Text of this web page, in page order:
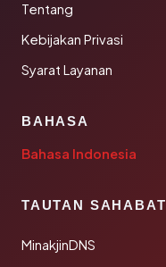
Tentang
Kebijakan Privasi
Syarat Layanan
BAHASA
Bahasa Indonesia
TAUTAN SAHABAT
MinakjinDNS